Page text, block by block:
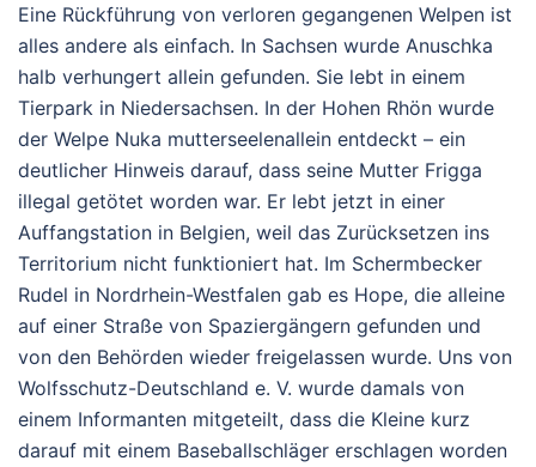
Eine Rückführung von verloren gegangenen Welpen ist
alles andere als einfach. In Sachsen wurde Anuschka
halb verhungert allein gefunden. Sie lebt in einem
Tierpark in Niedersachsen. In der Hohen Rhön wurde
der Welpe Nuka mutterseelenallein entdeckt – ein
deutlicher Hinweis darauf, dass seine Mutter Frigga
illegal getötet worden war. Er lebt jetzt in einer
Auffangstation in Belgien, weil das Zurücksetzen ins
Territorium nicht funktioniert hat. Im Schermbecker
Rudel in Nordrhein-Westfalen gab es Hope, die alleine
auf einer Straße von Spaziergängern gefunden und
von den Behörden wieder freigelassen wurde. Uns von
Wolfsschutz-Deutschland e. V. wurde damals von
einem Informanten mitgeteilt, dass die Kleine kurz
darauf mit einem Baseballschläger erschlagen worden